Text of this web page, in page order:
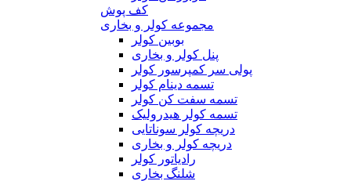
کف پوش
مجموعه کولر و بخاری
بوبین کولر
پنل کولر و بخاری
پولی سر کمپرسور کولر
تسمه دینام کولر
تسمه سفت کن کولر
تسمه کولر هیدرولیک
دریچه کولر سوناتایی
دریچه کولر و بخاری
رادیاتور کولر
شلنگ بخاری